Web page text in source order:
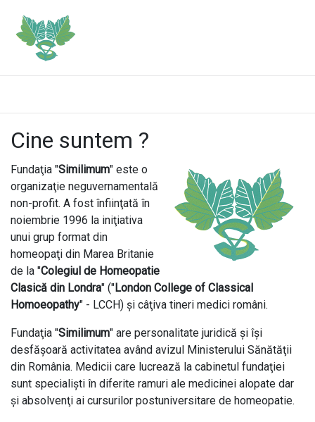
Cine suntem ?
Fundaţia "Similimum" este o
organizaţie neguvernamentală
non-profit. A fost înfiinţată în
noiembrie 1996 la iniţiativa
unui grup format din
homeopaţi din Marea Britanie
de la "Colegiul de Homeopatie
Clasică din Londra" ("London College of Classical
Homoeopathy" - LCCH) şi câţiva tineri medici români.
Fundaţia "Similimum" are personalitate juridică şi îşi
desfăşoară activitatea având avizul Ministerului Sănătăţii
din România. Medicii care lucrează la cabinetul fundaţiei
sunt specialişti în diferite ramuri ale medicinei alopate dar
şi absolvenţi ai cursurilor postuniversitare de homeopatie.